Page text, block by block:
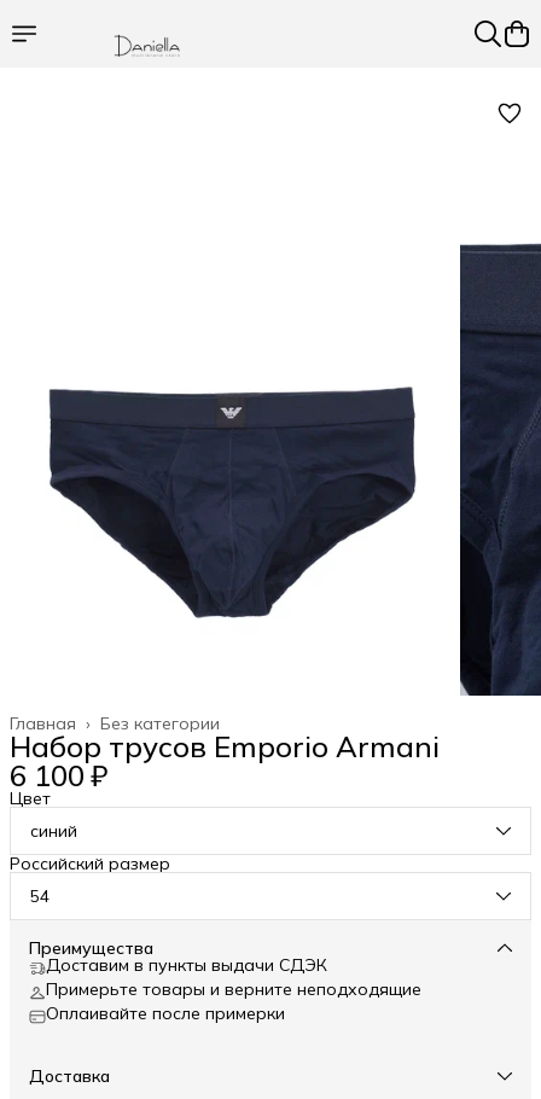
Без категории
Главная ›
Набор трусов Emporio Armani
6 100 ₽
Цвет
синий
Российский размер
54
Преимущества
Доставим в пункты выдачи СДЭК
Примерьте товары и верните неподходящие
Оплаивайте после примерки
Доставка